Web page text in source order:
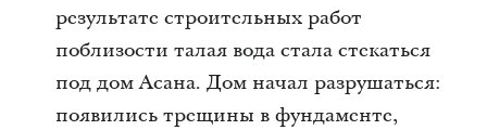
результате строительных работ
поблизости талая вода стала стекаться
под дом Асана. Дом начал разрушаться:
появились трещины в фундаменте,